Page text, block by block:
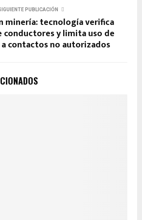
PUBLICACIÓN
minería: tecnología verifica
y limita uso de
contactos no autorizados